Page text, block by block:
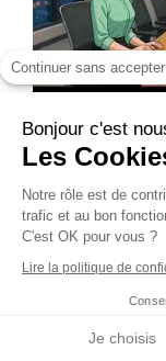
Continuer sans accepter
Bonjour c'est
Les
Notre rôle est de
trafic et au bon
C'est OK pour vous ?
Lire la politique de
Je choisis